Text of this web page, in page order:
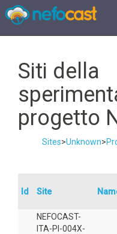
Siti della
progetto
Sites>Unknown>
Id Site
NEFOCAST-
ITA-PI-004X-